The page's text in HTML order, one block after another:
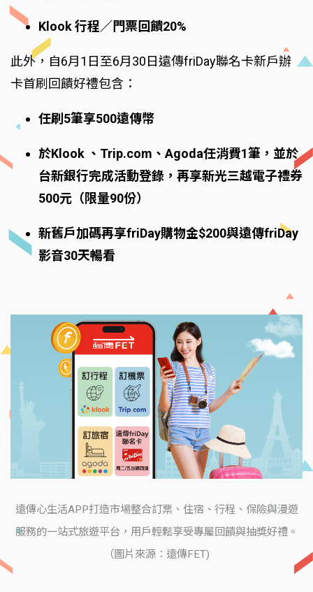
Klook 行程／門票回饋20%
此外，自6月1日至6月30日遠傳friDay聯名卡新戶辦
卡首刷回饋好禮包含：
任刷5筆享500遠傳幣
於Klook 、Trip.com、Agoda任消費1筆，並於
台新銀行完成活動登錄，再享新光三越電子禮券
500元（限量90份）
新舊戶加碼再享friDay購物金$200與遠傳friDay
影音30天暢看
遠傳心生活APP打造市場整合訂票、住宿、行程、保險與漫遊
服務的一站式旅遊平台，用戶輕鬆享受專屬回饋與抽獎好禮。
（圖片來源：遠傳FET)